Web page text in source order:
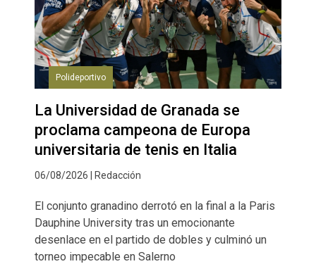
Polideportivo
La Universidad de Granada se
proclama campeona de Europa
universitaria de tenis en Italia
06/08/2026 | Redacción
El conjunto granadino derrotó en la final a la Paris
Dauphine University tras un emocionante
desenlace en el partido de dobles y culminó un
torneo impecable en Salerno